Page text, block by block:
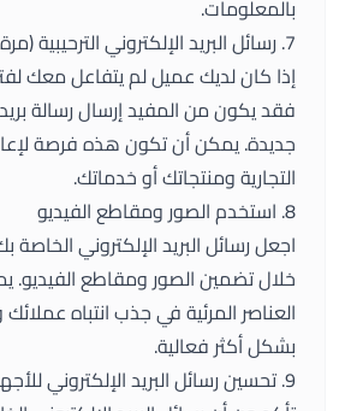
بالمعلومات.
7. رسائل البريد الإلكتروني الترحيبية (مرة أخرى!)
إذا كان لديك عميل لم يتفاعل معك
فقد يكون من المفيد إرسال رسالة بريد
جديدة. يمكن أن تكون هذه فرصة
التجارية ومنتجاتك أو خدماتك.
8. استخدم الصور ومقاطع الفيديو
اجعل رسائل البريد الإلكتروني الخاصة
خلال تضمين الصور ومقاطع الفيديو.
العناصر المرئية في جذب انتباه
بشكل أكثر فعالية.
9. تحسين رسائل البريد الإلكتروني للأجهزة المحمولة